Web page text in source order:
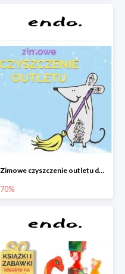
Zimowe czyszczenie outletu do -70%
70%